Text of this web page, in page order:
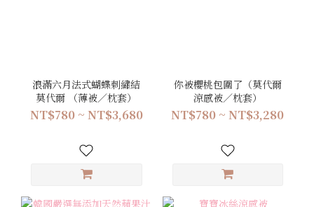
浪滿六月法式蝴蝶刺繡結
莫代爾 （薄被／枕套）
NT$780 ~ NT$3,680
你被櫻桃包圍了（莫代爾
涼感被／枕套）
NT$780 ~ NT$3,280